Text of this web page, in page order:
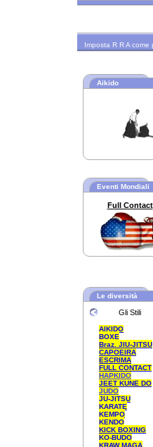
Imposta R R A come
Aikido
Eventi Mondiali
Full Contact
Le diversità
Gli Stili
AIKIDO
BOXE
Braz. JIU-JITSU
CAPOEIRA
ESCRIMA
FULL CONTACT
HAPKIDO
JEET KUNE DO
JUDO
JU-JITSU
KARATE
KEMPO
KENDO
KICK BOXING
KO-BUDO
KRAW MAGA